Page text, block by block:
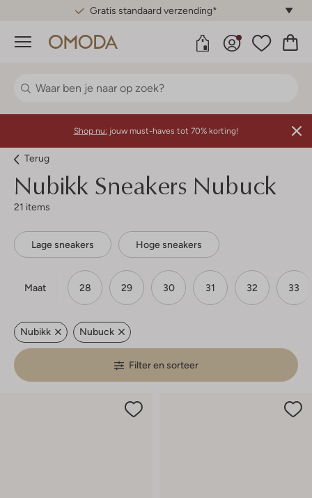
Gratis standaard verzending*
Menu
Shop nu: jouw must-haves tot 70% korting!
Terug
Nubikk Sneakers Nubuck
21 items
Lage sneakers Hoge sneakers
Maat 28 29 30 31 32 33
Nubikk Nubuck
Filter en sorteer